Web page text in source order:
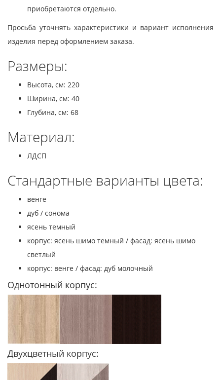
приобретаются отдельно.
Просьба уточнять характеристики и вариант исполнения
изделия перед оформлением заказа.
Размеры:
Высота, см: 220
Ширина, см: 40
Глубина, см: 68
Материал:
ЛДСП
Стандартные варианты цвета:
венге
дуб / сонома
ясень темный
корпус: ясень шимо темный / фасад: ясень шимо
светлый
корпус: венге / фасад: дуб молочный
Однотонный корпус:
Двухцветный корпус: